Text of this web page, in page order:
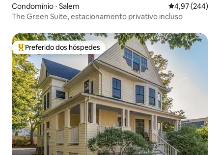
Condomínio ⋅ Salem 4,97 de uma
4,97 (244)
The Green Suite, estacionamento privativo incluso
Entre os melhores preferidos dos hóspedes
Preferido dos hóspedes